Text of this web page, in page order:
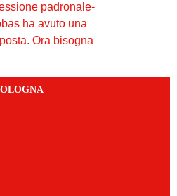
padronale-
ha avuto una
Ora bisogna